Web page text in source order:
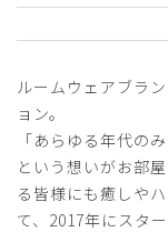
サイズ感小さめ
厚さとても薄い
ルームウェアブラ
ョン。
「あらゆる年代の
という想いがお部
る皆様にも癒しや
て、2017年にスタ